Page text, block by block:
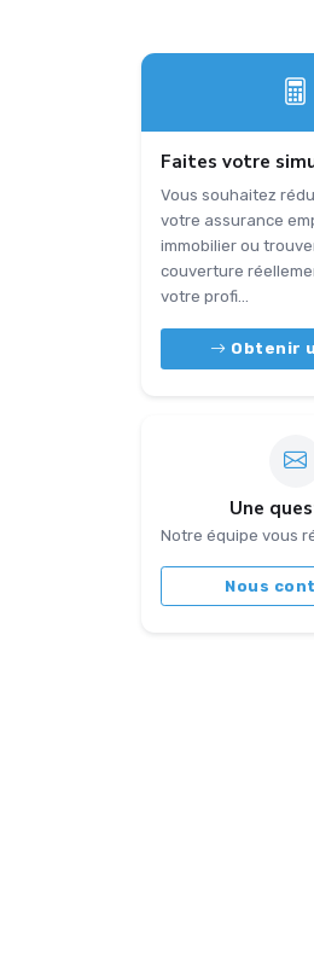
Faites votre
Vous souhaitez
votre assurance
immobilier ou
couverture
votre profi...
Obtenir
Une
Notre équipe vous
Nous